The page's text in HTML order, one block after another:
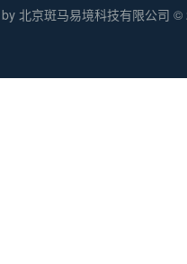
北京斑马易境科技有限公司